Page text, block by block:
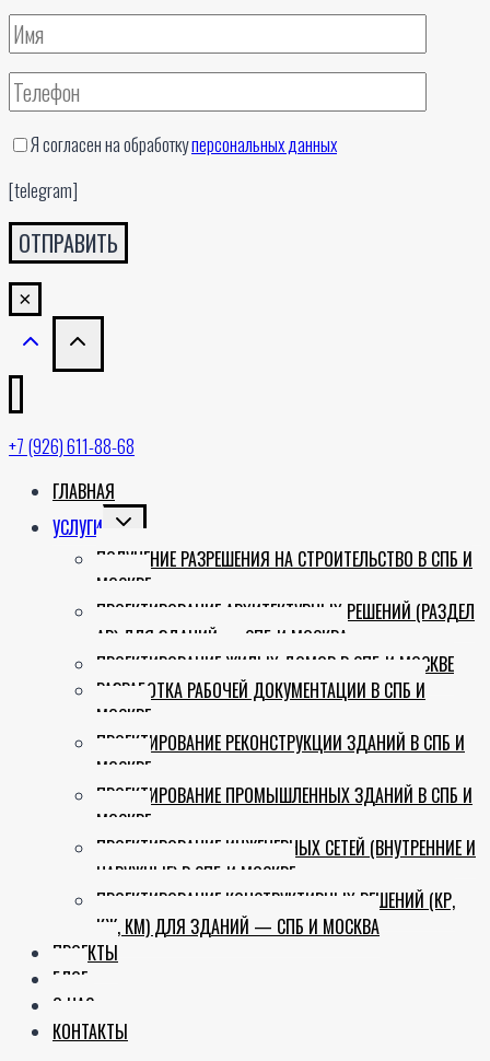
Я согласен на обработкуперсональных данных
[telegram]
×
+7 (926) 611-88-68
ГЛАВНАЯ
УСЛУГИ TOGGLE
MENU
ПОЛУЧЕНИЕ РАЗРЕШЕНИЯ НА СТРОИТЕЛЬСТВО В СПБ И
МОСКВЕ
ПРОЕКТИРОВАНИЕ АРХИТЕКТУРНЫХ РЕШЕНИЙ (РАЗДЕЛ
АР) ДЛЯ ЗДАНИЙ — СПБ И МОСКВА
ПРОЕКТИРОВАНИЕ ЖИЛЫХ ДОМОВ В СПБ И МОСКВЕ
РАЗРАБОТКА РАБОЧЕЙ ДОКУМЕНТАЦИИ В СПБ И
МОСКВЕ
ПРОЕКТИРОВАНИЕ РЕКОНСТРУКЦИИ ЗДАНИЙ В СПБ И
МОСКВЕ
ПРОЕКТИРОВАНИЕ ПРОМЫШЛЕННЫХ ЗДАНИЙ В СПБ И
МОСКВЕ
ПРОЕКТИРОВАНИЕ ИНЖЕНЕРНЫХ СЕТЕЙ (ВНУТРЕННИЕ И
НАРУЖНЫЕ) В СПБ И МОСКВЕ
ПРОЕКТИРОВАНИЕ КОНСТРУКТИВНЫХ РЕШЕНИЙ (КР,
КЖ, КМ) ДЛЯ ЗДАНИЙ — СПБ И МОСКВА
ПРОЕКТЫ
БЛОГ
О НАС
КОНТАКТЫ